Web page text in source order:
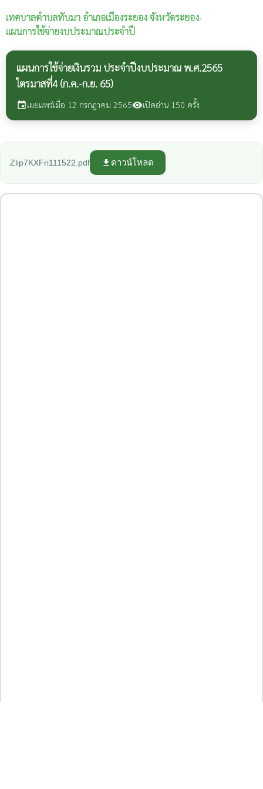
เทศบาลตำบลทับมา อำเภอเมืองระยอง จังหวัดระยอง›
แผนการใช้จ่ายงบประมาณประจำปี
แผนการใช้จ่ายเงินรวม ประจำปีงบประมาณ พ.ศ.2565
ไตรมาสที่4 (ก.ค.-ก.ย. 65)
eventเผยแพร่เมื่อ 12 กรกฎาคม 2565visibilityเปิดอ่าน 150 ครั้ง
Zlip7KXFri111522.pdf file_download ดาวน์โหลด